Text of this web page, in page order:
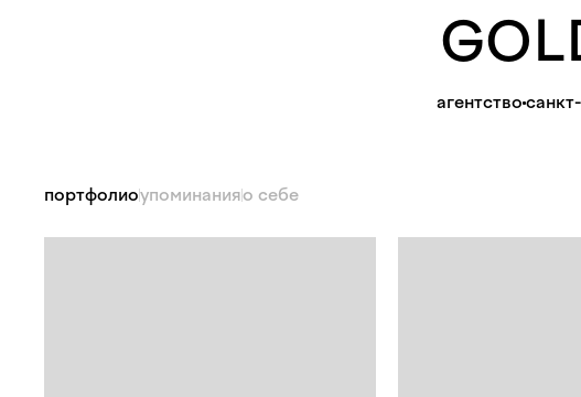
агентство
портфолиоупоминанияо себе